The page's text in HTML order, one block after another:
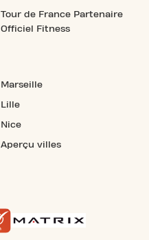
Tour de France Partenaire
Officiel Fitness
Marseille
Lille
Nice
Aperçu villes